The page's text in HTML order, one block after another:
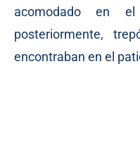
acomodado en
posteriormente,
encontraban en el